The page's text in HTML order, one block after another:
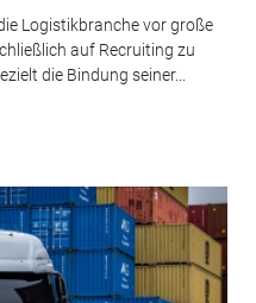
Logistikbranche vor große
auf Recruiting zu
die Bindung seiner...